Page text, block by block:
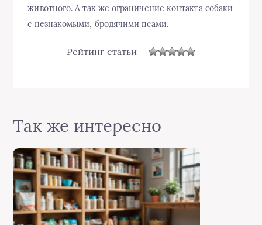
животного. А так же ограничение контакта собаки
с незнакомыми, бродячими псами.
Рейтинг статьи
Так же интересно